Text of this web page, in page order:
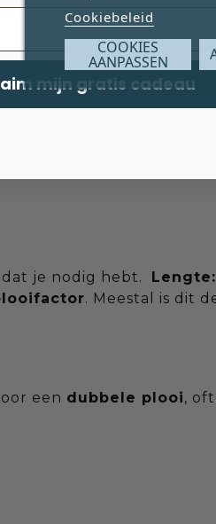
nauwkeurig bestellen.
je nodig hebt. Lengte:
. Meestal is dit
een dubbele plooi,
Cookiebeleid
COOKIES
AANPASSEN
mijn gratis cadeau